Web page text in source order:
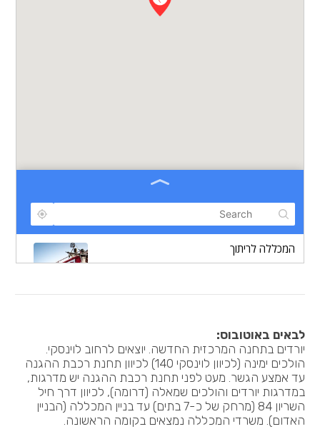
המכללה לריתוך
חיל השיריון 84, תל אביב
+972 74-7030600
לבאים באוטובוס:
יורדים בתחנה המרכזית החדשה. יוצאים לרחוב לוינסקי.
הולכים ימינה (לכיוון לוינסקי 140) לכיוון תחנת רכבת ההגנה
עד אמצע הגשר. מעט לפני תחנת רכבת ההגנה יש מדרגות,
במדרגות יורדים והולכים שמאלה (דרומה), לכיוון דרך חיל
השריון 84 (מרחק של כ-7 בתים) עד בניין המכללה (הבניין
האדום). משרדי המכללה נמצאים בקומה הראשונה.